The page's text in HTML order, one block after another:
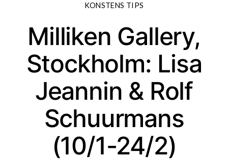
KONSTENS TIPS
Milliken Gallery,
Stockholm: Lisa
Jeannin & Rolf
Schuurmans
(10/1-24/2)